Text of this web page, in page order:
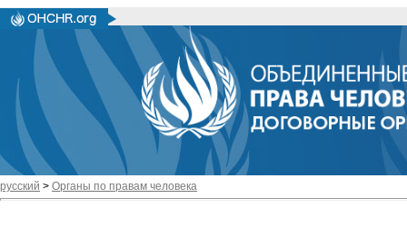
русский > Органы по правам человека